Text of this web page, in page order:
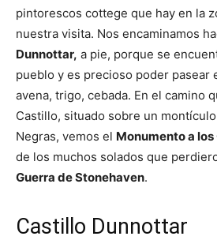
pintorescos cottege que hay en la
nuestra visita. Nos encaminamos
Dunnottar, a pie, porque se
pueblo y es precioso poder pasear
avena, trigo, cebada. En el camino
Castillo, situado sobre un
Negras, vemos el Monumento a los
de los muchos solados que
Guerra de Stonehaven.
Castillo Dunnottar